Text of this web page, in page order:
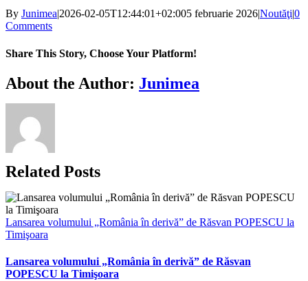
By Junimea|2026-02-05T12:44:01+02:005 februarie 2026|Noutăţi|0
Comments
Share This Story, Choose Your Platform!
Facebook
X
Bluesky
Reddit
LinkedIn
WhatsApp
Telegram
Tumblr
Xing
Email
Copy
Link
About the Author: Junimea
Related Posts
Lansarea volumului „România în derivă” de Răsvan POPESCU la
Timişoara
Lansarea volumului „România în derivă” de Răsvan
POPESCU la Timişoara